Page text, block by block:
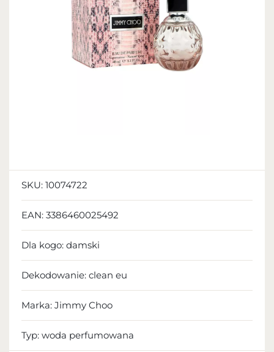
SKU: 10074722
EAN: 3386460025492
Dla kogo: damski
Dekodowanie: clean eu
Marka: Jimmy Choo
Typ: woda perfumowana